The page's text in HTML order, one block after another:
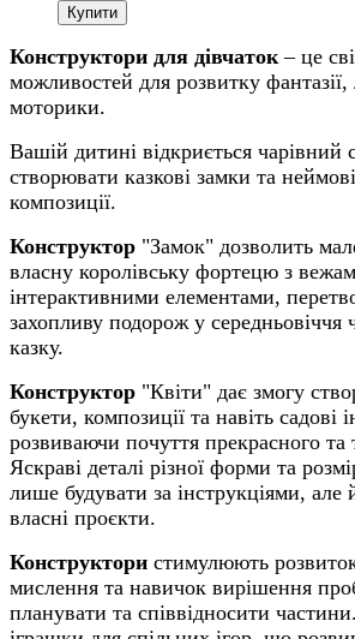
Купити
Конструктори для дівчаток – це
можливостей для розвитку фантазії,
моторики.
Вашій дитині відкриється чарівний
створювати казкові замки та
композиції.
Конструктор "Замок" дозволить
власну королівську фортецю з
інтерактивними елементами,
захопливу подорож у середньовіччя
казку.
Конструктор "Квіти" дає змогу
букети, композиції та навіть садові
розвиваючи почуття прекрасного та
Яскраві деталі різної форми та
лише будувати за інструкціями, але
власні проєкти.
Конструктори стимулюють
мислення та навичок вирішення
планувати та співвідносити